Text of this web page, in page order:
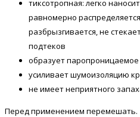
тиксотропная: легко
равномерно
разбрызгивается, не
подтеков
образует
усиливает шумоизоляцию
не имеет неприятного
Перед применением перемешать.